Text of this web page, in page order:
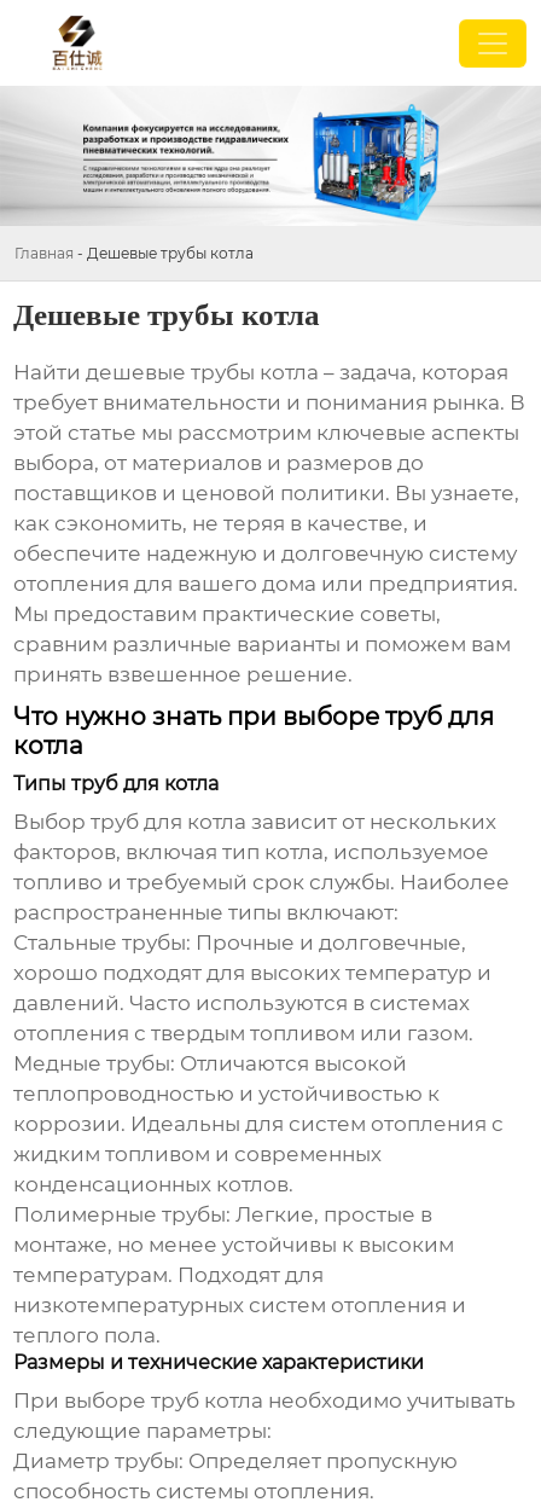
Главная - Дешевые трубы котла
Дешевые трубы котла
Найтидешевые трубы котла – задача, которая
требует внимательности и понимания рынка. В
этой статье мы рассмотрим ключевые аспекты
выбора, от материалов и размеров до
поставщиков и ценовой политики. Вы узнаете,
как сэкономить, не теряя в качестве, и
обеспечите надежную и долговечную систему
отопления для вашего дома или предприятия.
Мы предоставим практические советы,
сравним различные варианты и поможем вам
принять взвешенное решение.
Что нужно знать при выборе труб для
котла
Типы труб для котла
Выбор труб для котла зависит от нескольких
факторов, включая тип котла, используемое
топливо и требуемый срок службы. Наиболее
распространенные типы включают:
Стальные трубы: Прочные и долговечные,
хорошо подходят для высоких температур и
давлений. Часто используются в системах
отопления с твердым топливом или газом.
Медные трубы: Отличаются высокой
теплопроводностью и устойчивостью к
коррозии. Идеальны для систем отопления с
жидким топливом и современных
конденсационных котлов.
Полимерные трубы: Легкие, простые в
монтаже, но менее устойчивы к высоким
температурам. Подходят для
низкотемпературных систем отопления и
теплого пола.
Размеры и технические характеристики
При выборетруб котла необходимо учитывать
следующие параметры:
Диаметр трубы: Определяет пропускную
способность системы отопления.